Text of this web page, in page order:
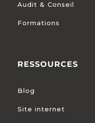
Audit & Conseil
Formations
RESSOURCES
Blog
Site internet